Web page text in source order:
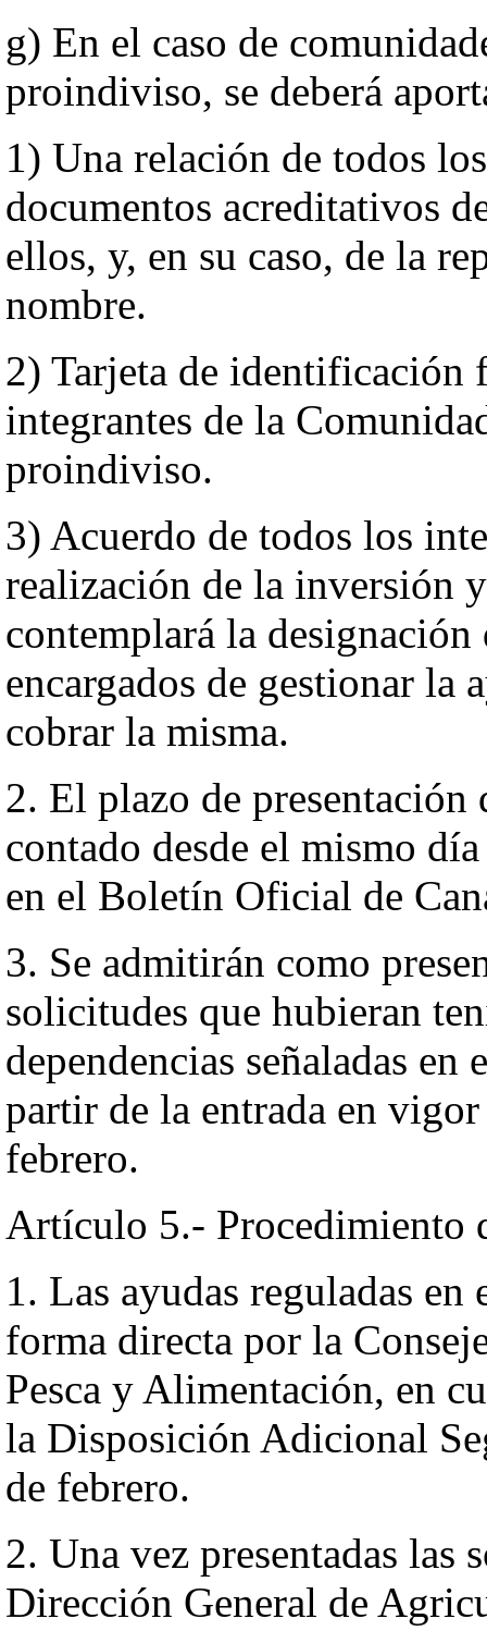
g) En el caso de
proindiviso, se deberá
1) Una relación de todos
documentos acreditativos
ellos, y, en su caso, de la
nombre.
2) Tarjeta de identificación
integrantes de la
proindiviso.
3) Acuerdo de todos los
realización de la inversión
contemplará la designación
encargados de gestionar la
cobrar la misma.
2. El plazo de presentación
contado desde el mismo
en el Boletín Oficial de
3. Se admitirán como
solicitudes que hubieran
dependencias señaladas
partir de la entrada en
febrero.
Artículo 5.- Procedimiento
1. Las ayudas reguladas en
forma directa por la
Pesca y Alimentación, en
la Disposición Adicional
de febrero.
2. Una vez presentadas
Dirección General de